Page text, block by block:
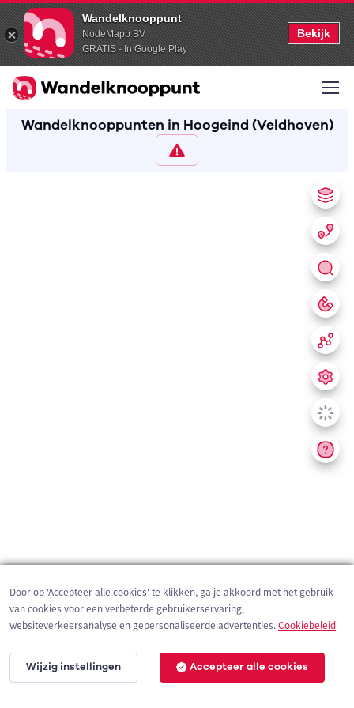
Wandelknooppunt
NodeMapp BV
GRATIS - In Google Play
Bekijk
Wandelknooppunten in Hoogeind (Veldhoven)
200 m
Door op 'Accepteer alle cookies' te klikken, ga je akkoord met het gebruik
van cookies voor een verbeterde gebruikerservaring,
websiteverkeersanalyse en gepersonaliseerde advertenties.Cookiebeleid
Wijzig instellingen Accepteer alle cookies